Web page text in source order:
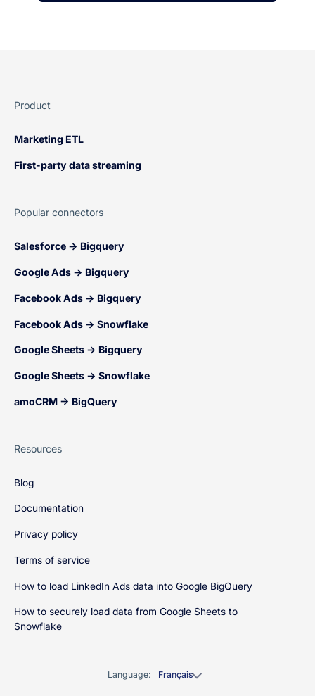
Product
Marketing ETL
First-party data streaming
Popular connectors
Salesforce → Bigquery
Google Ads → Bigquery
Facebook Ads → Bigquery
Facebook Ads → Snowflake
Google Sheets → Bigquery
Google Sheets → Snowflake
amoCRM → BigQuery
Resources
Blog
Documentation
Privacy policy
Terms of service
How to load LinkedIn Ads data into Google BigQuery
How to securely load data from Google Sheets to
Snowflake
Language: Français